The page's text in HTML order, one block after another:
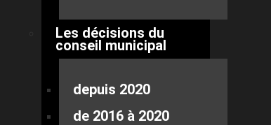
Les décisions du
conseil municipal
depuis 2020
de 2016 à 2020